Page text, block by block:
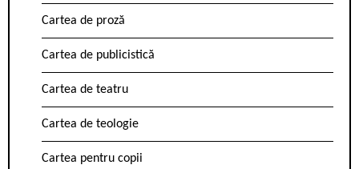
Cartea de proză
Cartea de publicistică
Cartea de teatru
Cartea de teologie
Cartea pentru copii